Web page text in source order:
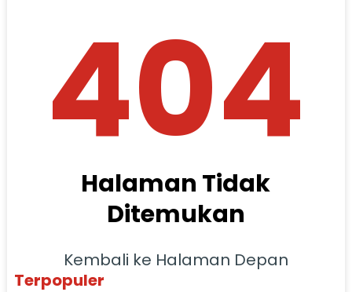
404
Halaman Tidak
Ditemukan
Kembali ke Halaman Depan
Terpopuler